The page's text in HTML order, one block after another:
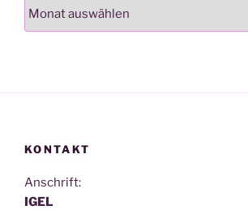
KONTAKT
Anschrift:
IGEL